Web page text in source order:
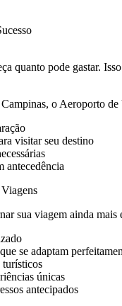
quanto pode gastar.
o Aeroporto
visitar seu destino
antecedência
sua viagem ainda mais
se adaptam
turísticos
únicas
antecipados